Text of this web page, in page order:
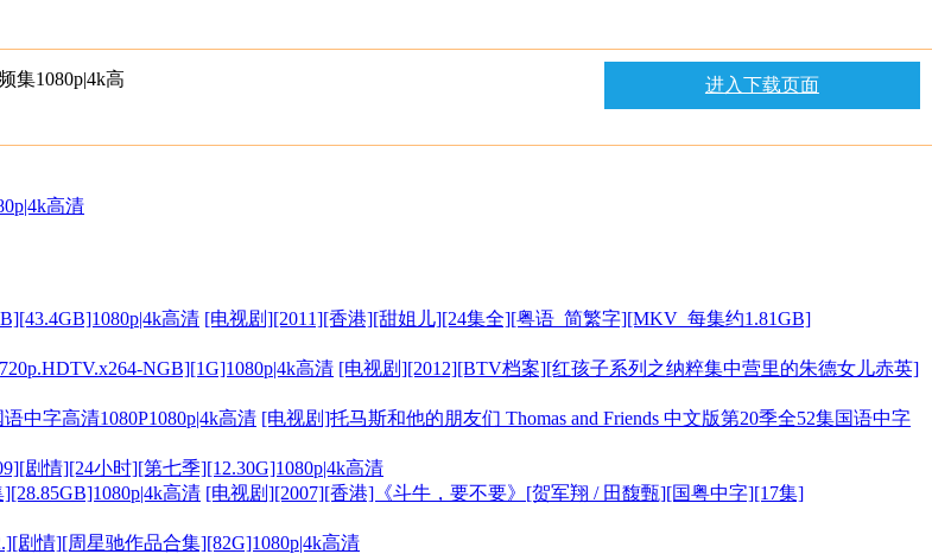
集1080p|4k高
进入下载页面
高清
[电视剧][2011][香港][甜姐儿][24集全][粤语_简繁字][MKV_每集约1.81GB]
[电视剧][2012][BTV档案][红孩子系列之纳粹集中营里的朱德女儿赤英]
[电视剧]托马斯和他的朋友们 Thomas and Friends 中文版第20季全52集国语中字
剧情][24小时][第七季][12.30G]1080p|4k高清
[电视剧][2007][香港]《斗牛，要不要》[贺军翔 / 田馥甄][国粤中字][17集]
剧情][周星驰作品合集][82G]1080p|4k高清